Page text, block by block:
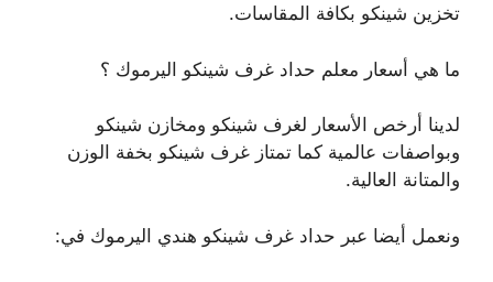
تخزين شينكو بكافة المقاسات.
ما هي أسعار معلم حداد غرف شينكو اليرموك ؟
لدينا أرخص الأسعار لغرف شينكو ومخازن شينكو
وبواصفات عالمية كما تمتاز غرف شينكو بخفة الوزن
والمتانة العالية.
ونعمل أيضا عبر حداد غرف شينكو هندي اليرموك في: